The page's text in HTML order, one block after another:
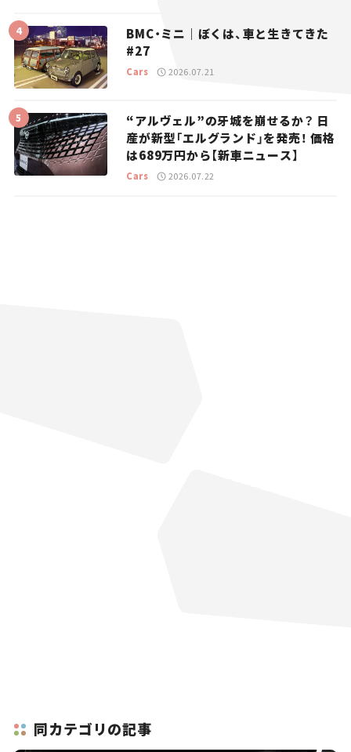
BMC・ミニ｜ぼくは、車と生きてきた
#27
Cars 2026.07.21
“アルヴェル”の牙城を崩せるか？ 日
産が新型「エルグランド」を発売！ 価格
は689万円から【新車ニュース】
Cars 2026.07.22
同カテゴリの記事